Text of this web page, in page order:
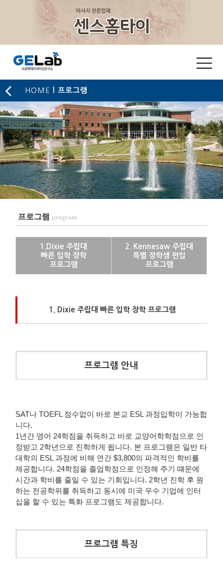
HOME l 프로그램
프로그램program
1.Dixie 주립대
빠른 입학 장학
프로그램
2. Kennesaw 주립대
특별 장학생 편입
프로그램
1. Dixie 주립대 빠른 입학 장학 프로그램
프로그램 안내
SAT나 TOEFL 점수없이 바로 본교 ESL 과정입학이 가능합
니다.
1년간 영어 24학점을 취득하고 바로 교양어학학점으로 인
정받고 2학년으로 진학하게 됩니다. 본 프로그램은 일반 타
대학의 ESL 과정에 비해 연간 $3,800의 파격적인 학비를
제공합니다. 24학점을 졸업학점으로 인정해 주기 떄문에
시간과 학비를 줄일 수 있는 기회입니다. 2학년 진학 후 원
하는 전공학위를 취득하고 동시에 미국 우수 기업에 인터
십을 할 수 있는 특화 프로그램도 제공합니다.
프로그램 특징